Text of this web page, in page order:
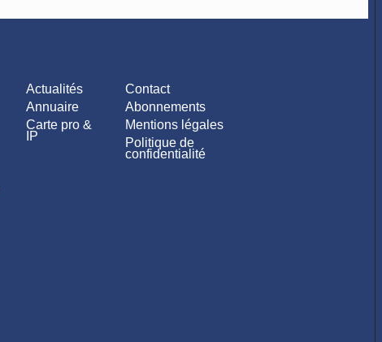
Actualités
Annuaire
Carte pro &
IP
Contact
Abonnements
Mentions légales
Politique de
confidentialité